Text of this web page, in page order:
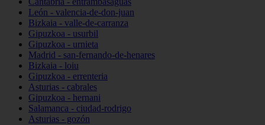
León - valencia-de-don-juan
Bizkaia - valle-de-carranza
Gipuzkoa - usurbil
Gipuzkoa - urnieta
Madrid - san-fernando-de-henares
Bizkaia - loiu
Gipuzkoa - errenteria
Asturias - cabrales
Gipuzkoa - hernani
Salamanca - ciudad-rodrigo
Asturias - gozón